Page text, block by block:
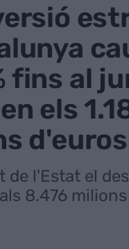
fins al
els
d'euros
de l'Estat el
8.476